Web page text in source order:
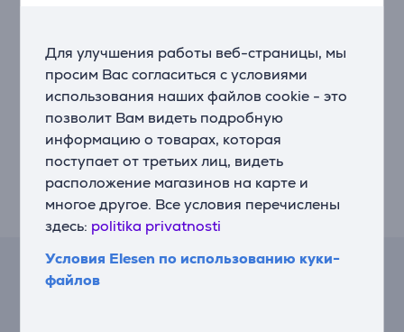
Для улучшения работы веб-страницы, мы
просим Вас согласиться с условиями
использования наших файлов cookie - это
позволит Вам видеть подробную
информацию о товарах, которая
поступает от третьих лиц, видеть
расположение магазинов на карте и
многое другое. Все условия перечислены
здесь: politika privatnosti
Условия Elesen по использованию куки-
файлов
Организуйте аккуратное хранение своей одежды
при помощи этой решетки с прочной бамбуковой
трубкой и двумя полками, регулируемыми по
высоте. Используйте ее в качестве решетки для
сушки или проветривания одежды. Вам нужно
стильное место для хранения? Эта решетка Вам
поможет – она идеально подойдет для спальни,
ванной комнаты или прихожей.
Лизинговый калькулятор